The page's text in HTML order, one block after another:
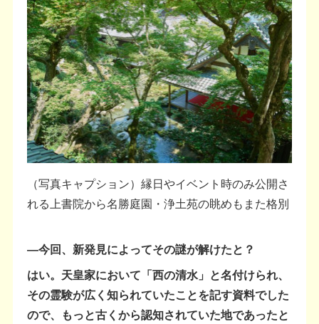
（写真キャプション）縁日やイベント時のみ公開さ
れる上書院から名勝庭園・浄土苑の眺めもまた格別
―今回、新発見によってその謎が解けたと？
はい。天皇家において「西の清水」と名付けられ、
その霊験が広く知られていたことを記す資料でした
ので、もっと古くから認知されていた地であったと